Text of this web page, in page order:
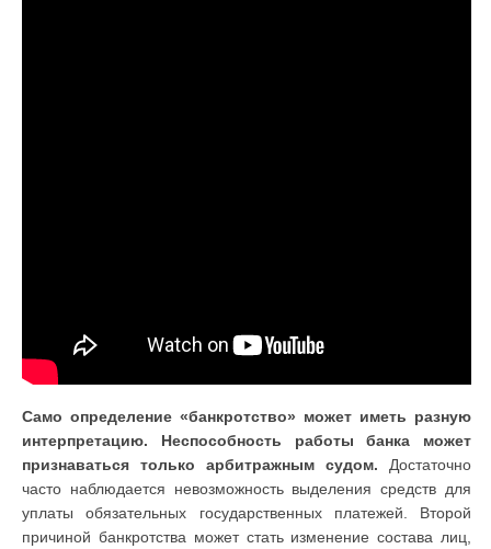
Само определение «банкротство» может иметь разную
интерпретацию. Неспособность работы банка может
признаваться только арбитражным судом. Достаточно
часто наблюдается невозможность выделения средств для
уплаты обязательных государственных платежей. Второй
причиной банкротства может стать изменение состава лиц,